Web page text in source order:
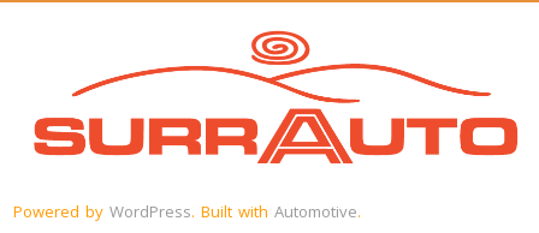
Powered by WordPress. Built with Automotive.